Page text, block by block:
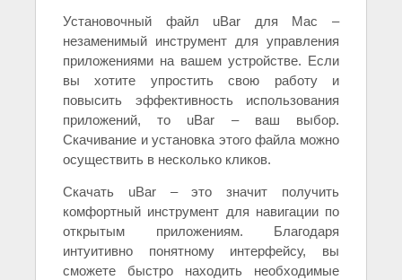
Установочный файл uBar для Mac –
незаменимый инструмент для управления
приложениями на вашем устройстве. Если
вы хотите упростить свою работу и
повысить эффективность использования
приложений, то uBar – ваш выбор.
Скачивание и установка этого файла можно
осуществить в несколько кликов.
Скачать uBar – это значит получить
комфортный инструмент для навигации по
открытым приложениям. Благодаря
интуитивно понятному интерфейсу, вы
сможете быстро находить необходимые